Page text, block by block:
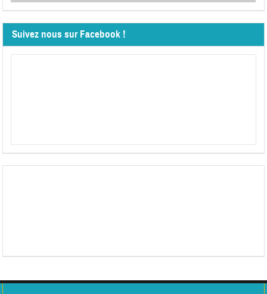
Suivez nous sur Facebook !